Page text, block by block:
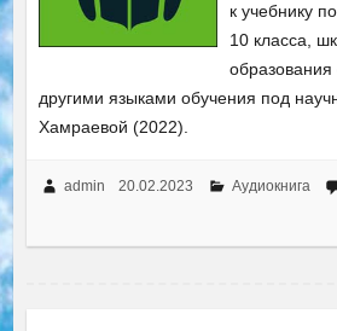
к учебнику
10 класса,
образования
другими языками обучения под
Хамраевой (2022).
admin 20.02.2023 Аудиокнига